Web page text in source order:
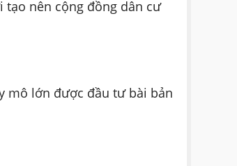
tạo nên cộng đồng dân cư
mô lớn được đầu tư bài bản